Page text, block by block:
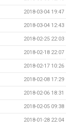
2018-03-04 19:47
2018-03-04 12:43
2018-02-25 22:03
2018-02-18 22:07
2018-02-17 10:26
2018-02-08 17:29
2018-02-06 18:31
2018-02-05 09:38
2018-01-28 22:04